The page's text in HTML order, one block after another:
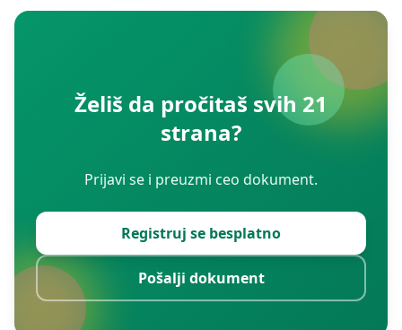
Želiš da pročitaš svih 21
strana?
Prijavi se i preuzmi ceo dokument.
Registruj se besplatno
Pošalji dokument